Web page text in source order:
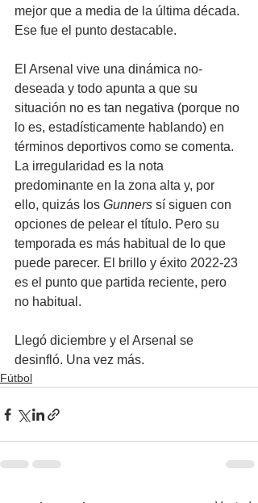
mejor que a media de la última década.
Ese fue el punto destacable.
El Arsenal vive una dinámica no-
deseada y todo apunta a que su
situación no es tan negativa (porque no
lo es, estadísticamente hablando) en
términos deportivos como se comenta.
La irregularidad es la nota
predominante en la zona alta y, por
ello, quizás los Gunners sí siguen con
opciones de pelear el título. Pero su
temporada es más habitual de lo que
puede parecer. El brillo y éxito 2022-23
es el punto que partida reciente, pero
no habitual.
Llegó diciembre y el Arsenal se
desinfló. Una vez más.
Fútbol